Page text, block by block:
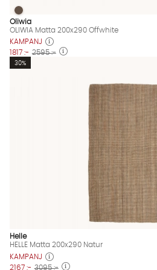
OLIWIA Matta 200x290 Offwhite
OLIWIA Matta 200x290 Offwhite
Oliwia
OLIWIA Matta 200x290 Offwhite
KAMPANJ
1817 :- 2595 :-
30%
Helle
HELLE Matta 200x290 Natur
KAMPANJ
2167 :- 3095 :-